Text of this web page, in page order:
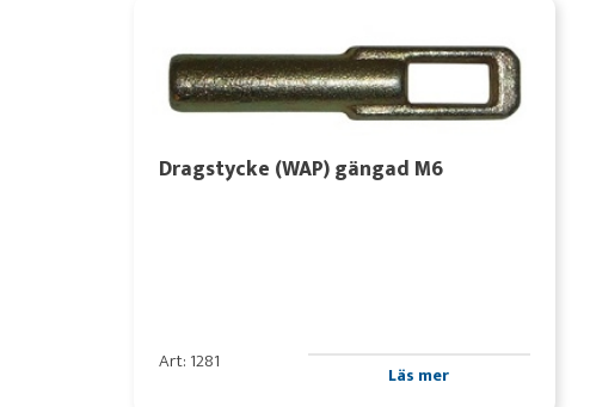
Dragstycke (WAP) gängad M6
Art: 1281 Läs mer